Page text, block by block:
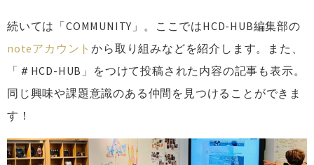
続いては「COMMUNITY」。ここではHCD-HUB編集部の
noteアカウントから取り組みなどを紹介します。また、
「＃HCD-HUB」をつけて投稿された内容の記事も表示。
同じ興味や課題意識のある仲間を見つけることができま
す！